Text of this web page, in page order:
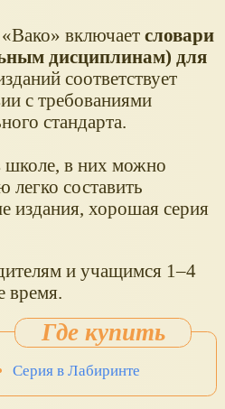
Вако включает словари
дисциплинам) для
соответствует
с требованиями
стандарта.
школе, в них можно
составить
издания, хорошая серия
и учащимся 1–4
время.
Серия в Лабиринте